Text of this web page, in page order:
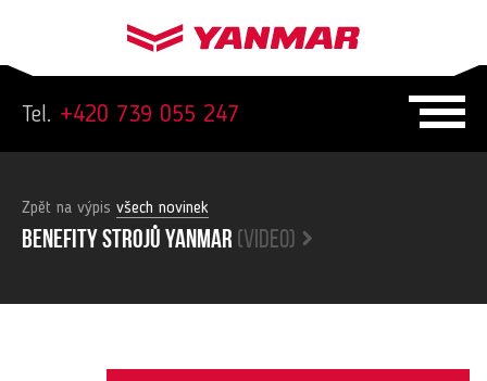
Tel. +420 739 055 247
Zpět na výpis všech novinek
Benefity strojů yanmar (video)